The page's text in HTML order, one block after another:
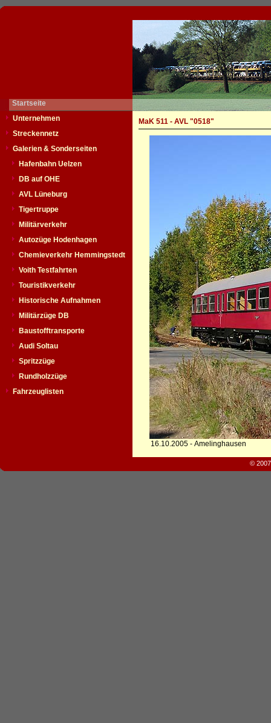
Startseite
Unternehmen
Streckennetz
Galerien & Sonderseiten
Hafenbahn Uelzen
DB auf OHE
AVL Lüneburg
Tigertruppe
Militärverkehr
Autozüge Hodenhagen
Chemieverkehr Hemmingstedt
Voith Testfahrten
Touristikverkehr
Historische Aufnahmen
Militärzüge DB
Baustofftransporte
Audi Soltau
Spritzzüge
Rundholzzüge
Fahrzeuglisten
MaK 511 - AVL "0518"
16.10.2005 - Amelinghausen
©